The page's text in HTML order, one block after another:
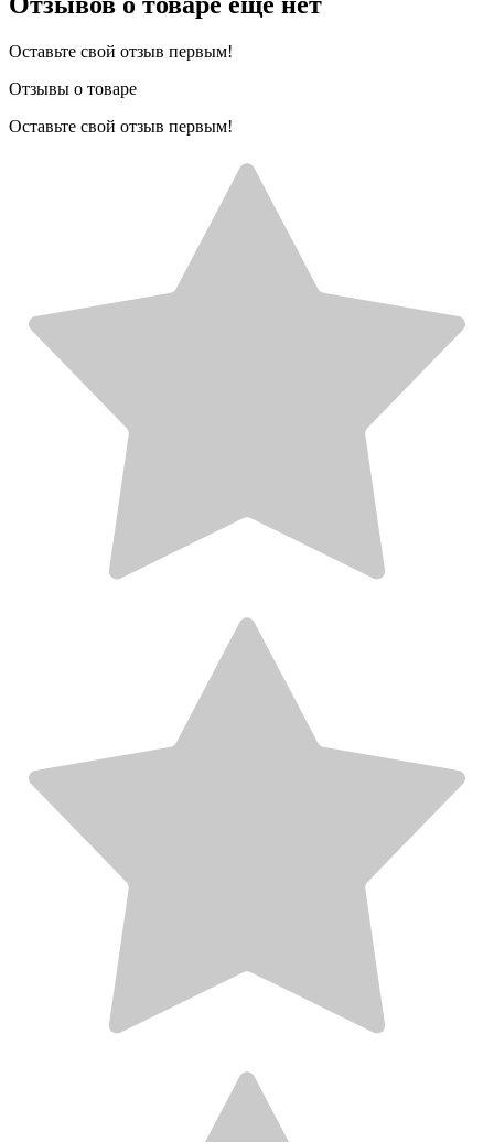
Оставьте свой отзыв первым!
Отзывы о товаре
Оставьте свой отзыв первым!